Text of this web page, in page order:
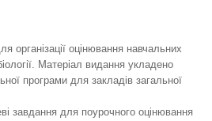
організації оцінювання навчальних
Матеріал видання укладено
програми для закладів загальної
завдання для поурочного оцінювання